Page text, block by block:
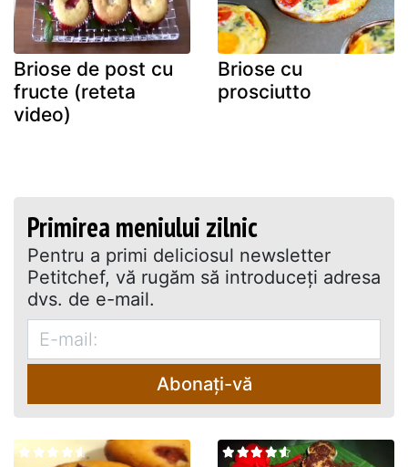
Briose de post cu
fructe (reteta
video)
Briose cu
prosciutto
Primirea meniului zilnic
Pentru a primi deliciosul newsletter
Petitchef, vă rugăm să introduceţi adresa
dvs. de e-mail.
Abonați-vă